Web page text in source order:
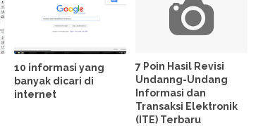
10 informasi yang
banyak dicari di
internet
7 Poin Hasil Revisi
Undanng-Undang
Informasi dan
Transaksi Elektronik
(ITE) Terbaru